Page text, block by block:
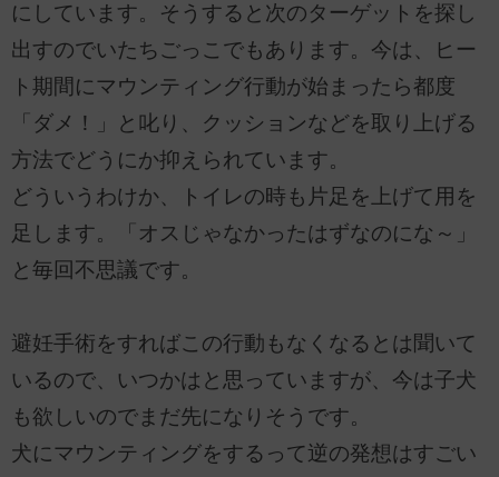
にしています。そうすると次のターゲットを探し
出すのでいたちごっこでもあります。今は、ヒー
ト期間にマウンティング行動が始まったら都度
「ダメ！」と叱り、クッションなどを取り上げる
方法でどうにか抑えられています。
どういうわけか、トイレの時も片足を上げて用を
足します。「オスじゃなかったはずなのにな～」
と毎回不思議です。
避妊手術をすればこの行動もなくなるとは聞いて
いるので、いつかはと思っていますが、今は子犬
も欲しいのでまだ先になりそうです。
犬にマウンティングをするって逆の発想はすごい